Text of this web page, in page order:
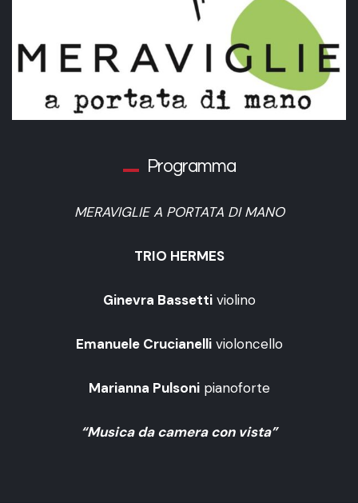
Programma
MERAVIGLIE A PORTATA DI MANO
TRIO HERMES
Ginevra Bassettiviolino
Emanuele Crucianellivioloncello
Marianna Pulsonipianoforte
“Musica da camera con vista”